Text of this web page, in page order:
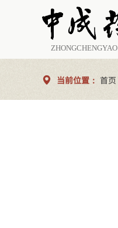
ZHONGCHENGYAO
首页
当前位置：